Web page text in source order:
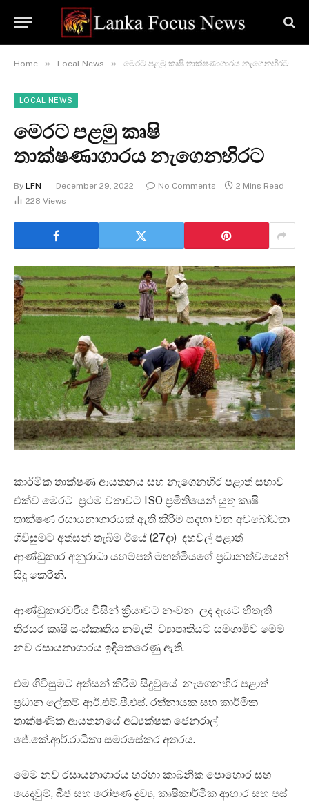
Home » Local News » මෙරට පළමු කෘෂි තාක්ෂණාගාරය නැගෙනහිරට
LOCAL NEWS
මෙරට පළමු කෘෂි
තාක්ෂණාගාරය නැගෙනහිරට
By LFN December 29, 2022 No Comments
2 Mins Read
228 Views
කාර්මික තාක්ෂණ ආයතනය සහ නැගෙනහිර පළාත් සභාව
එක්ව මෙරට ප්‍රථම වතාවට ISO ප්‍රමිතියෙන් යුතු කෘෂි
තාක්ෂණ රසායනාගාරයක් ඇති කිරීම සදහා වන අව‌බෝධතා
ගිවිසුමට අත්සන් තැබිම ඊයේ (27දා) දහවල් පළාත්
ආණ්ඩුකාර අනුරාධා යහම්පත් මහත්මියගේ ප්‍රධානත්වයෙන්
සිදු කෙරිනි.
ආණ්ඩුකාරවරිය විසින් ක්‍රියාවට නංවන ලද දැයට හිතැති
තිරසර කෘෂි සංස්කෘතිය නමැති ව්‍යාපෘතියට සමගාමිව මෙම
නව රසායනාගාරය ඉදිකෙරෙණු ඇති.
එම ගිවිසුමට අත්සන් කිරීම සිදුවුයේ නැගෙනහිර පළාත්
ප්‍රධාන ලේකම් ආර්.එම්.පී.එස්. රත්නායක සහ කාර්මික
තාක්ෂණික ආයතනයේ අධ්‍යක්ෂක ජෙනරාල්
ජේ.කේ.ආර්.රාධිකා සමරසේකර අතරය.
මෙම නව රසායනාගාරය හරහා කාබනික පොහොර සහ
යෙදවුම්, බීජ සහ රෝපණ ද්‍රව්‍ය, කෘෂිකාර්මික ආහාර සහ පස්